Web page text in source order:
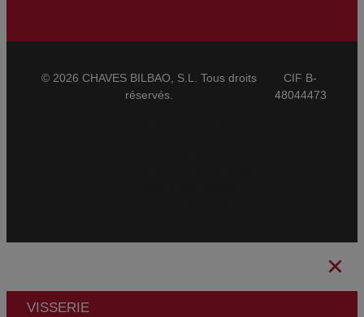
© 2026 CHAVES BILBAO, S.L. Tous droits
réservés.
CIF B-
48044473
VISSERIE